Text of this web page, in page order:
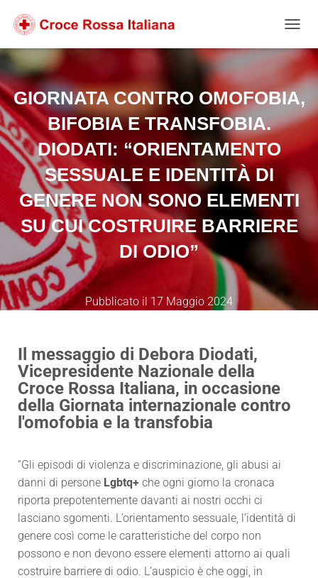
contenuto
alla
navigazione
footer
GIORNATA CONTRO OMOFOBIA,
BIFOBIA E TRANSFOBIA.
DIODATI: “ORIENTAMENTO
SESSUALE E IDENTITÀ DI
GENERE NON SONO ELEMENTI
SU CUI COSTRUIRE BARRIERE
DI ODIO”
Pubblicato il 17 Maggio 2024
Il messaggio di Debora Diodati,
Vicepresidente Nazionale della
Croce Rossa Italiana, in occasione
della Giornata internazionale contro
l'omofobia e la transfobia
“Gli episodi di violenza e discriminazione, gli abusi ai
danni di persone Lgbtq+ che ogni giorno la cronaca
riporta prepotentemente davanti ai nostri occhi ci
lasciano sgomenti. L’orientamento sessuale, l’identità di
genere così come le caratteristiche del corpo non
possono e non devono essere elementi attorno ai quali
costruire barriere di odio. L’auspicio è che oggi, in